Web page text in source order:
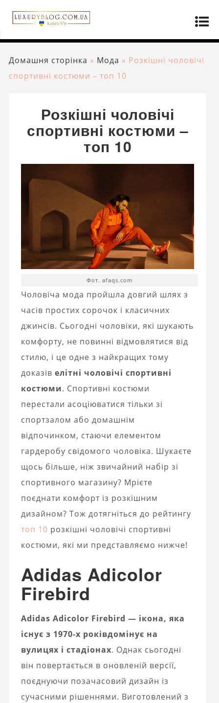
Домашня сторінка » Мода » Розкішні чоловічі
спортивні костюми – топ 10
Розкішні чоловічі
спортивні костюми –
топ 10
Фот. afaqs.com
Чоловіча мода пройшла довгий шлях з
часів простих сорочок і класичних
джинсів. Сьогодні чоловіки, які шукають
комфорту, не повинні відмовлятися від
стилю, і це одне з найкращих тому
доказів елітні чоловічі спортивні
костюми. Спортивні костюми
перестали асоціюватися тільки зі
спортзалом або домашнім
відпочинком, стаючи елементом
гардеробу свідомого чоловіка. Шукаєте
щось більше, ніж звичайний набір зі
спортивного магазину? Мрієте
поєднати комфорт із розкішним
дизайном? Тож дотягніться до рейтингу
топ 10 розкішні чоловічі спортивні
костюми, які ми представляємо нижче!
Adidas Adicolor
Firebird
Adidas Adicolor Firebird — ікона, яка
існує з 1970-х роківдомінує на
вулицях і стадіонах. Однак сьогодні
він повертається в оновленій версії,
поєднуючи позачасовий дизайн із
сучасними рішеннями. Виготовлений з